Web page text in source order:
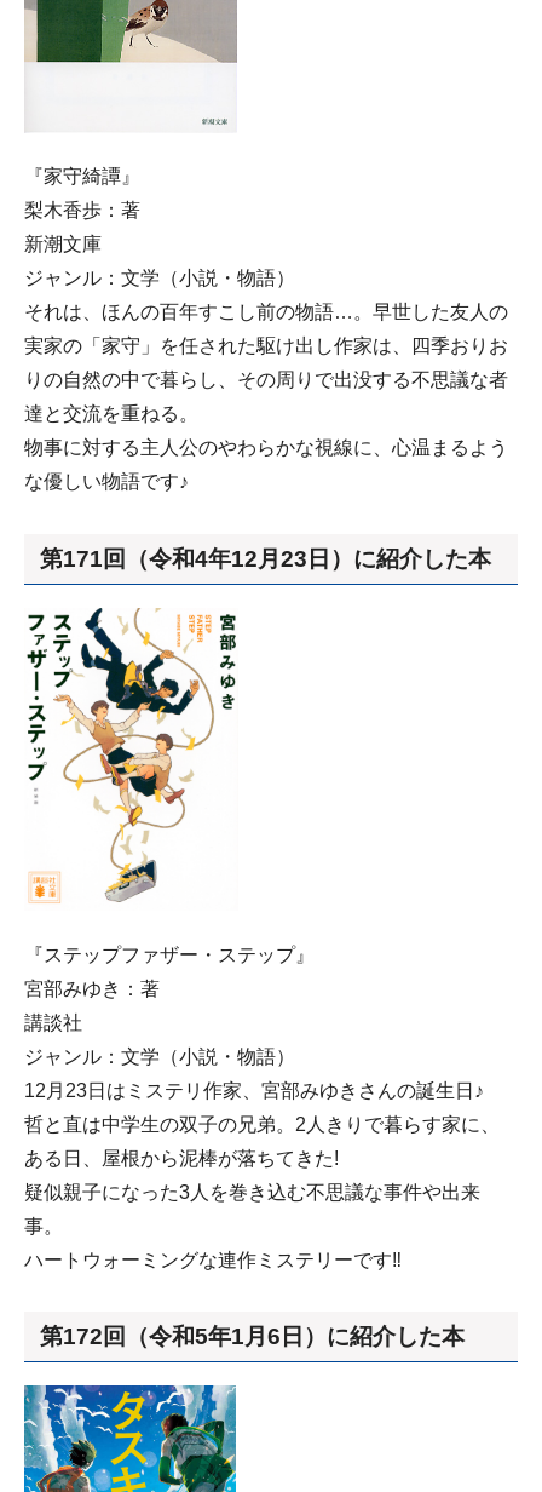
『家守綺譚』
梨木香歩：著
新潮文庫
ジャンル：文学（小説・物語）
それは、ほんの百年すこし前の物語…。早世した友人の
実家の「家守」を任された駆け出し作家は、四季おりお
りの自然の中で暮らし、その周りで出没する不思議な者
達と交流を重ねる。
物事に対する主人公のやわらかな視線に、心温まるよう
な優しい物語です♪
第171回（令和4年12月23日）に紹介した本
『ステップファザー・ステップ』
宮部みゆき：著
講談社
ジャンル：文学（小説・物語）
12月23日はミステリ作家、宮部みゆきさんの誕生日♪
哲と直は中学生の双子の兄弟。2人きりで暮らす家に、
ある日、屋根から泥棒が落ちてきた!
疑似親子になった3人を巻き込む不思議な事件や出来
事。
ハートウォーミングな連作ミステリーです‼
第172回（令和5年1月6日）に紹介した本